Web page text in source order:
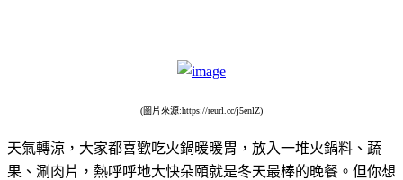
(圖片來源:https://reurl.cc/j5enlZ)
天氣轉涼，大家都喜歡吃火鍋暖暖胃，放入一堆火鍋料、蔬
果、涮肉片，熱呼呼地大快朵頤就是冬天最棒的晚餐。但你想